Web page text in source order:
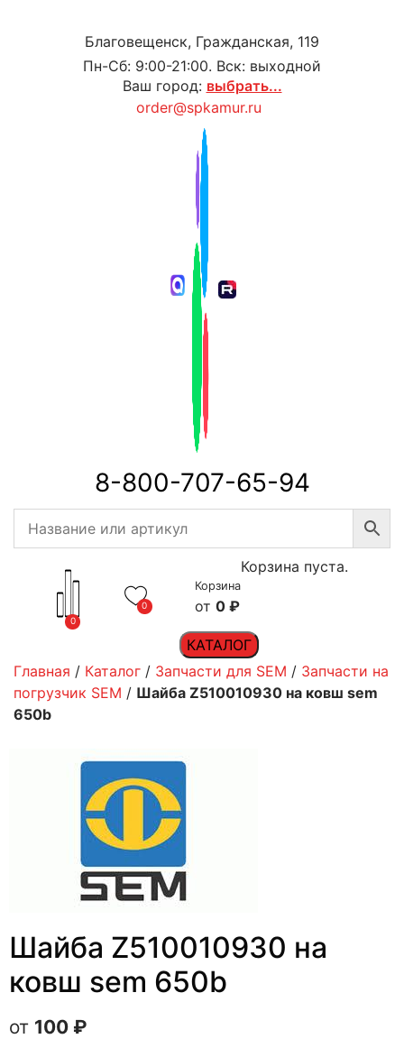
Благовещенск, Гражданская, 119
Пн-Сб: 9:00-21:00. Вск: выходной
Ваш город: выбрать...
order@spkamur.ru
8-800-707-65-94
0
0
Корзина
0 ₽
Корзина пуста.
КАТАЛОГ
Главная / Каталог / Запчасти для SEM / Запчасти на
погрузчик SEM / Шайба Z510010930 на ковш sem
650b
Шайба Z510010930 на
ковш sem 650b
100 ₽